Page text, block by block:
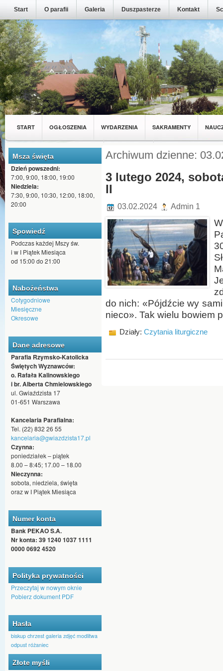
Start O parafii Galeria Duszpasterze Kontakt
START OGŁOSZENIA WYDARZENIA SAKRAMENTY
MŁODZIEŻ Z NASZEJ PARAFII WSPÓLNOTY
Msza święta
Dzień powszedni:
7:00, 9:00, 18:00, 19:00
Niedziela:
7:30, 9:00, 10:30, 12:00, 18:00,
20:00
Spowiedź
Podczas każdej Mszy św.
i w I Piątek Miesiąca
od 15:00 do 21:00
Nabożeństwa
Cotygodniowe
Miesięczne
Okresowe
Dane adresowe
Parafia Rzymsko-Katolicka
Świętych Wyznawców:
o. Rafała Kalinowskiego
i br. Alberta Chmielowskiego
ul. Gwiaździsta 17
01-651 Warszawa
Kancelaria Parafialna:
Tel. (22) 832 26 55
kancelaria@gwiazdzista17.pl
Czynna:
poniedziałek – piątek
8.00 – 8:45; 17.00 – 18.00
Nieczynna:
sobota, niedziela, święta
oraz w I Piątek Miesiąca
Numer konta
Bank PEKAO S.A.
Nr konta: 39 1240 1037 1111
0000 0692 4520
Polityka prywatności
Przeczytaj w nowym oknie
Pobierz dokument PDF
Hasła
biskup chrzest galeria zdjęć modlitwa
odpust różaniec
Złote myśli
Archiwum dzienne:
3 lutego 2024,
II
03.02.2024 Admin 1
do nich: «Pójdźcie wy
nieco». Tak wielu bowiem
Działy: Czytania liturgiczne